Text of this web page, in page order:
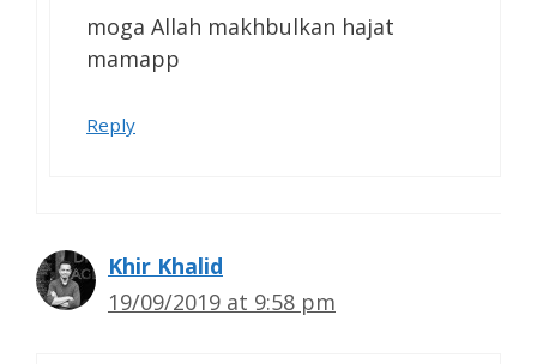
moga Allah makhbulkan hajat
mamapp
Reply
Khir Khalid
19/09/2019 at 9:58 pm